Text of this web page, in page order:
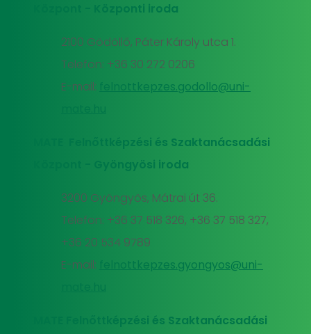
Központ - Központi iroda
2100 Gödöllő, Páter Károly utca 1.
Telefon: +36 30 272 0206
E-mail:
felnottkepzes.godollo@uni-
MATE Felnőttképzési és Szaktanácsadási
Központ - Gyöngyösi iroda
3200 Gyöngyös, Mátrai út 36.
Telefon: +36 37 518 326, +36 37 518 327,
+36 20 534 9789
E-mail:
felnottkepzes.gyongyos@uni-
MATE Felnőttképzési és Szaktanácsadási